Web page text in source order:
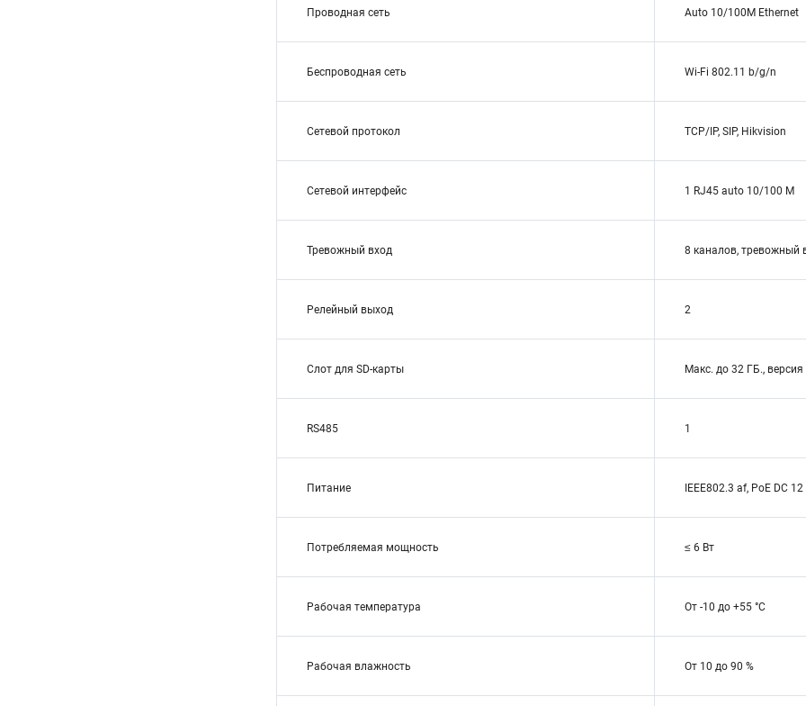
Проводная сеть Auto 10/100M Ethernet
Беспроводная сеть Wi-Fi 802.11 b/g/n
Сетевой протокол TCP/IP, SIP, Hikvision
Сетевой интерфейс 1 RJ45 auto 10/100 M
Тревожный вход 8 каналов, тревожный
Релейный выход 2
Слот для SD-карты Макс. до 32 ГБ.,
RS485 1
Питание IEEE802.3 af, PoE DC
Потребляемая мощность ≤ 6 Вт
Рабочая температура От -10 до +55 °C
Рабочая влажность От 10 до 90 %